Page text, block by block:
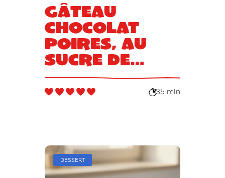
Gâteau
chocolat
poires, au
sucre de
canne de
stévia
35 min
DESSERT